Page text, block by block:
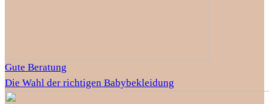
Gute Beratung
Die Wahl der richtigen Babybekleidung